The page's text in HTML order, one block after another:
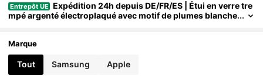
Entrepôt UE Expédition 24h depuis DE/FR/ES | Étui en verre tre
mpé argenté électroplaqué avec motif de plumes blanche
x/Plus/SE/Air – Cadeau parfait – Pour Samsung Galaxy S21/S
22/S23/S24/S25 Ultra
Marque
Tout Samsung Apple